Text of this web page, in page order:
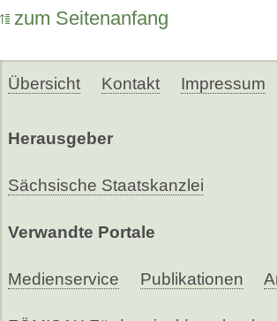
zum Seitenanfang
Übersicht Kontakt Impressum
Herausgeber
Sächsische Staatskanzlei
Verwandte Portale
Medienservice Publikationen